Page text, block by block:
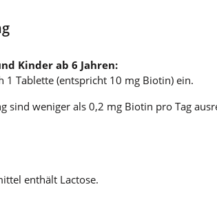
Kinder ab 6 Jahren:
1 Tablette (entspricht 10 mg Biotin) ein.
sind weniger als 0,2 mg Biotin pro Tag
enthält Lactose.